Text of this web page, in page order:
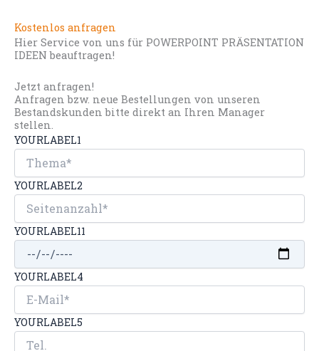
Kostenlos anfragen
Hier Service von uns für POWERPOINT PRÄSENTATION
IDEEN beauftragen!
Jetzt anfragen!
Anfragen bzw. neue Bestellungen von unseren
Bestandskunden bitte direkt an Ihren Manager
stellen.
YOURLABEL1
YOURLABEL2
YOURLABEL11
YOURLABEL4
YOURLABEL5